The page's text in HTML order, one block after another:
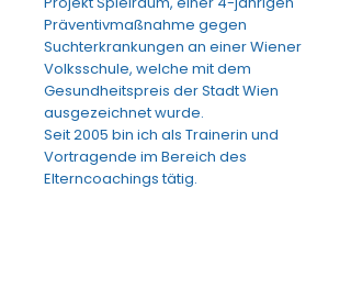
Präventivmaßnahme gegen
Suchterkrankungen an einer Wiener
Volksschule, welche mit dem
Gesundheitspreis der Stadt Wien
ausgezeichnet wurde.
Seit 2005 bin ich als Trainerin und
Vortragende im Bereich des
Elterncoachings tätig.